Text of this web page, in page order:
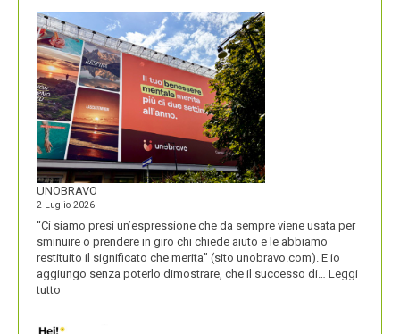
UNOBRAVO
2 Luglio 2026
“Ci siamo presi un’espressione che da sempre viene usata per
sminuire o prendere in giro chi chiede aiuto e le abbiamo
restituito il significato che merita” (sito unobravo.com). E io
aggiungo senza poterlo dimostrare, che il successo di… Leggi
tutto